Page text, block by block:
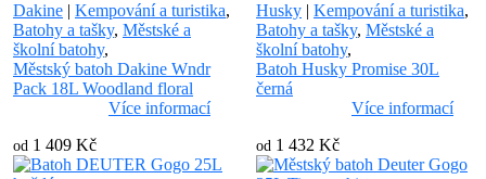
Dakine | Kempování a turistika,
Batohy a tašky, Městské a
školní batohy,
Městský batoh Dakine Wndr
Pack 18L Woodland floral
Více informací
od 1 409 Kč
Husky | Kempování a turistika,
Batohy a tašky, Městské a
školní batohy,
Batoh Husky Promise 30L
černá
Více informací
od 1 432 Kč